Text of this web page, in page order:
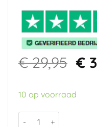
€29,95
was:
€
10 op voorraad
Vinyl behang